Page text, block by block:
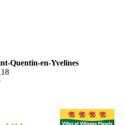
Quentin-en-Yvelines